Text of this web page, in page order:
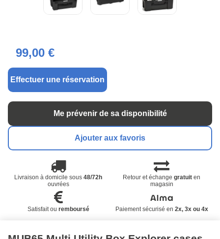
99,00 €
Effectuer une réservation
Me prévenir de sa disponibilité
Ajouter aux favoris
Livraison à domicile sous48/72h
ouvrées
Retour et échangegratuit en
magasin
Satisfait ou remboursé Paiement sécurisé en 2x, 3x ou 4x